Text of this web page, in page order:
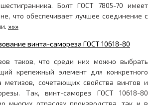
Болт ГОСТ 7805-70 имеет
что обеспечивает лучшее соединение с
»»»
винта-самореза ГОСТ 10618-80
таков, что среди них можно выбрать
крепежный элемент для конкретного
метизов, сочетающих свойства винтов и
Так, винт-саморез ГОСТ 10618-80
многих отраслях производства, так и в